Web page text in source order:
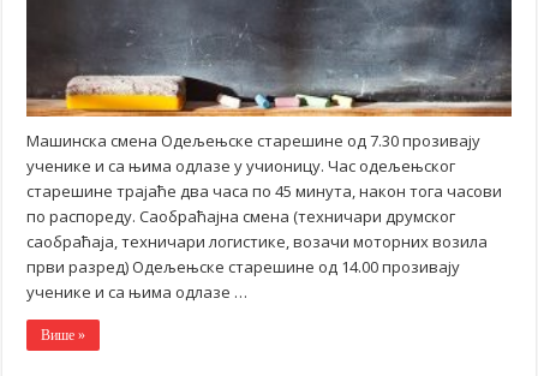
Машинска смена Одељењске старешине од 7.30 прозивају
ученике и са њима одлазе у учионицу. Час одељењског
старешине трајаће два часа по 45 минута, након тога часови
по распореду. Саобраћајна смена (техничари друмског
саобраћаја, техничари логистике, возачи моторних возила
први разред) Одељењске старешине од 14.00 прозивају
ученике и са њима одлазе …
Више »